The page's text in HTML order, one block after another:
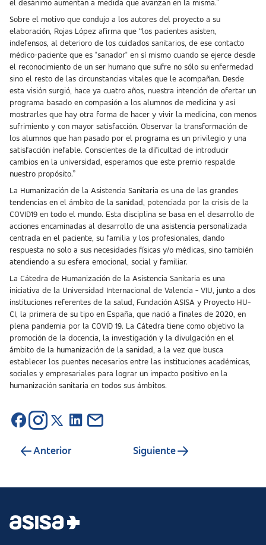
el desánimo aumentan a medida que avanzan en la misma.”
Sobre el motivo que condujo a los autores del proyecto a su
elaboración, Rojas López afirma que “los pacientes asisten,
indefensos, al deterioro de los cuidados sanitarios, de ese contacto
médico-paciente que es "sanador" en sí mismo cuando se ejerce desde
el reconocimiento de un ser humano que sufre no sólo su enfermedad
sino el resto de las circunstancias vitales que le acompañan. Desde
esta visión surgió, hace ya cuatro años, nuestra intención de ofertar un
programa basado en compasión a los alumnos de medicina y así
mostrarles que hay otra forma de hacer y vivir la medicina, con menos
sufrimiento y con mayor satisfacción. Observar la transformación de
los alumnos que han pasado por el programa es un privilegio y una
satisfacción inefable. Conscientes de la dificultad de introducir
cambios en la universidad, esperamos que este premio respalde
nuestro propósito.”
La Humanización de la Asistencia Sanitaria es una de las grandes
tendencias en el ámbito de la sanidad, potenciada por la crisis de la
COVID19 en todo el mundo. Esta disciplina se basa en el desarrollo de
acciones encaminadas al desarrollo de una asistencia personalizada
centrada en el paciente, su familia y los profesionales, dando
respuesta no solo a sus necesidades físicas y/o médicas, sino también
atendiendo a su esfera emocional, social y familiar.
La Cátedra de Humanización de la Asistencia Sanitaria es una
iniciativa de la Universidad Internacional de Valencia - VIU, junto a dos
instituciones referentes de la salud, Fundación ASISA y Proyecto HU-
CI, la primera de su tipo en España, que nació a finales de 2020, en
plena pandemia por la COVID 19. La Cátedra tiene como objetivo la
promoción de la docencia, la investigación y la divulgación en el
ámbito de la humanización de la sanidad, a la vez que busca
establecer los puentes necesarios entre las instituciones académicas,
sociales y empresariales para lograr un impacto positivo en la
humanización sanitaria en todos sus ámbitos.
Anterior Siguiente